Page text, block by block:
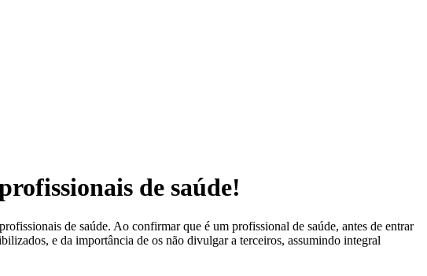
de saúde!
de saúde. Ao confirmar que é um profissional de saúde, antes de entrar
e da importância de os não divulgar a terceiros, assumindo integral